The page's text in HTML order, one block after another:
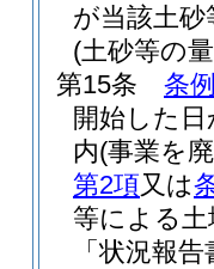
が当該土
(土砂等の
第15条
条
開始した
内(事業を
第2項又は
等による
「状況報